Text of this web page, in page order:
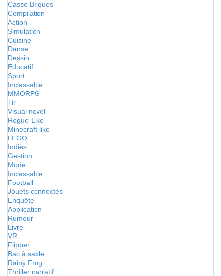
Casse Briques
Compilation
Action
Simulation
Cuisine
Danse
Dessin
Educatif
Sport
Inclassable
MMORPG
Tir
Visual novel
Rogue-Like
Minecraft-like
LEGO
Indies
Gestion
Mode
Inclassable
Football
Jouets connectés
Enquête
Application
Rumeur
Livre
VR
Flipper
Bac à sable
Rainy Frog
Thriller narratif